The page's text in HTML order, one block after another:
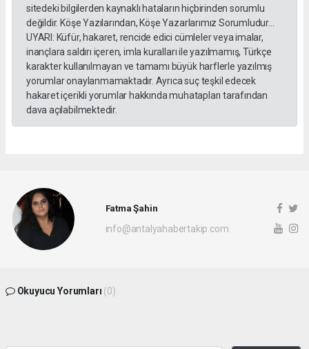
sitedeki bilgilerden kaynaklı hataların hiçbirinden sorumlu
değildir. Köşe Yazılarından, Köşe Yazarlarımız Sorumludur...
UYARI: Küfür, hakaret, rencide edici cümleler veya imalar,
inançlara saldırı içeren, imla kuralları ile yazılmamış, Türkçe
karakter kullanılmayan ve tamamı büyük harflerle yazılmış
yorumlar onaylanmamaktadır. Ayrıca suç teşkil edecek
hakaret içerikli yorumlar hakkında muhatapları tarafından
dava açılabilmektedir.
Fatma Şahin
info@antalyahabertakip.com
Okuyucu Yorumları (0)